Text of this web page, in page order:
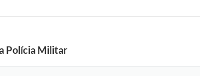
Polícia Militar